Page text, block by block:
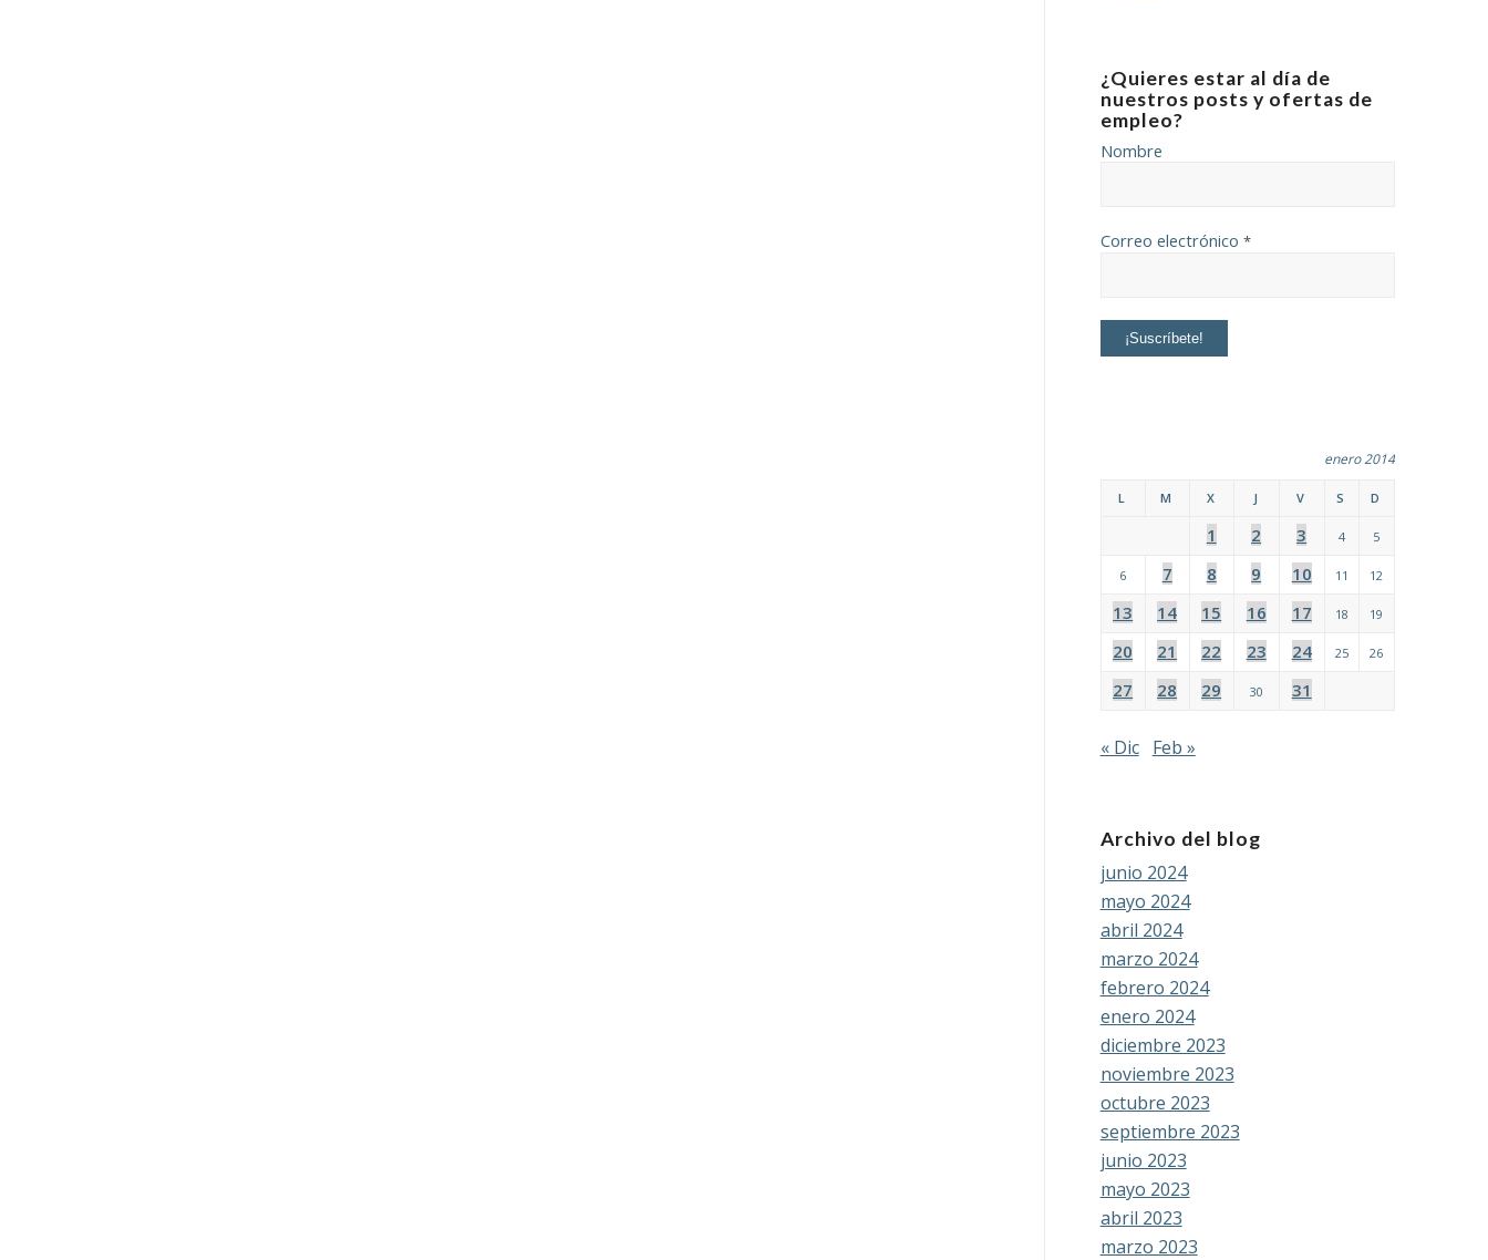
¿Quieres estar al día de
nuestros posts y ofertas de
empleo?
Nombre
Correo electrónico *
enero 2014
L M X J V S D
1 2 3 4 5
6 7 8 9 10 11 12
13 14 15 16 17 18 19
20 21 22 23 24 25 26
27 28 29 30 31
« Dic Feb »
Archivo del blog
junio 2024
mayo 2024
abril 2024
marzo 2024
febrero 2024
enero 2024
diciembre 2023
noviembre 2023
octubre 2023
septiembre 2023
junio 2023
mayo 2023
abril 2023
marzo 2023